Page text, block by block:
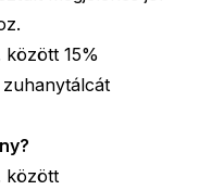
között 15%
között